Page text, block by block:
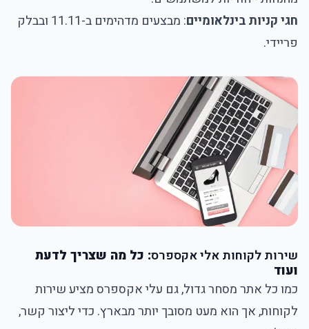
חגי קניות בינלאומיים
: מבצעים מדהימים ב-11.11 ובבלק
פריידי.
שירות לקוחות אלי אקספרס: כל מה שצריך לדעת
ועוד
כמו כל אתר מסחר גדול, גם עלי אקספרס מציע שירות
לקוחות, אך הוא מעט מסובך יותר מבארץ. כדי ליצור קשר,